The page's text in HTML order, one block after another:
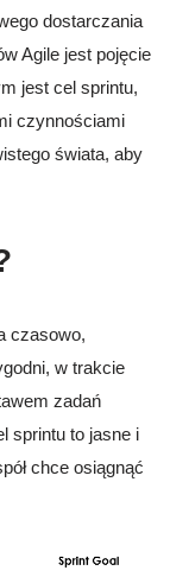
dostarczania
Agile jest pojęcie
jest cel sprintu,
czynnościami
świata, aby
czasowo,
w trakcie
zadań
sprintu to jasne i
chce osiągnąć